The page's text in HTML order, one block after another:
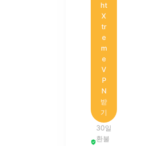
ht
X
tr
e
m
e
V
P
N
받
기
30일
환불